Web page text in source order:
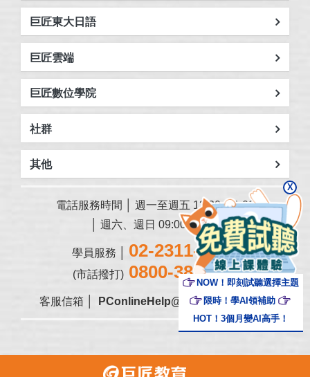
X
NOW！即刻試聽選擇主題
限時！學AI領補助
HOT！3個月變AI高手！
巨匠東大日語
巨匠雲端
巨匠數位學院
社群
其他
電話服務時間 │ 週一至週五 13:30~21:00
│ 週六、週日 09:00~18:00
學員服務 │ 02-2311-5668
(市話撥打) 0800-388-668
客服信箱 │ PConlineHelp@pcschool.com.tw